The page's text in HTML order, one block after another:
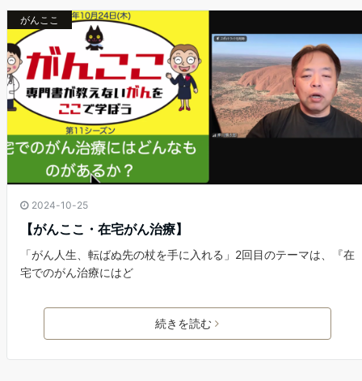
がんここ
2024-10-25
【がんここ・在宅がん治療】
「がん人生、転ばぬ先の杖を手に入れる」2回目のテーマは、『在
宅でのがん治療にはど
続きを読む